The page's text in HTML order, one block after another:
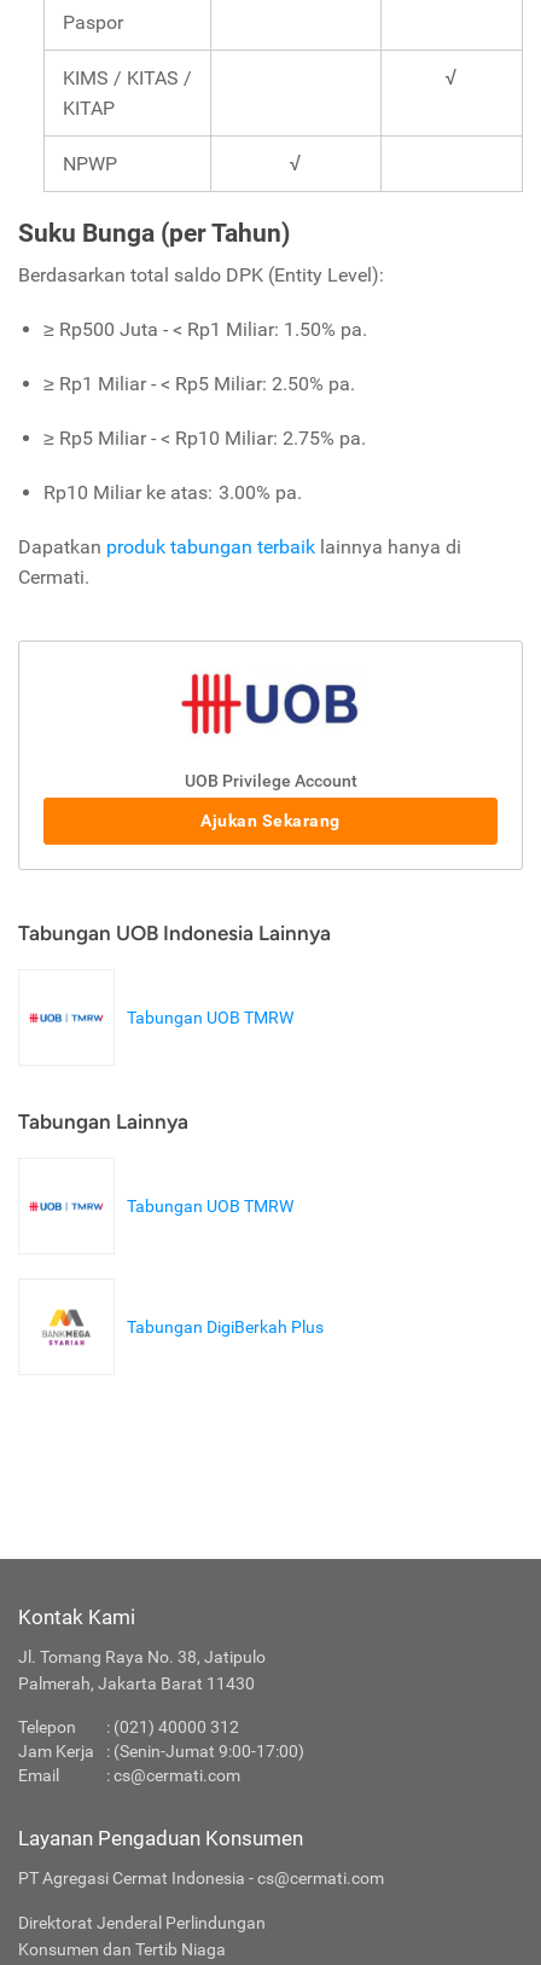
Paspor
KIMS / KITAS /
KITAP
√
NPWP √
Suku Bunga (per Tahun)
Berdasarkan total saldo DPK (Entity Level):
≥ Rp500 Juta - < Rp1 Miliar: 1.50% pa.
≥ Rp1 Miliar - < Rp5 Miliar: 2.50% pa.
≥ Rp5 Miliar - < Rp10 Miliar: 2.75% pa.
Rp10 Miliar ke atas: 3.00% pa.
Dapatkan produk tabungan terbaik lainnya hanya di
Cermati.
UOB Privilege Account
Ajukan Sekarang
Tabungan UOB Indonesia Lainnya
Tabungan UOB TMRW
Tabungan Lainnya
Tabungan UOB TMRW
Tabungan DigiBerkah Plus
Kontak Kami
Jl. Tomang Raya No. 38, Jatipulo
Palmerah, Jakarta Barat 11430
Telepon : (021) 40000 312
Jam Kerja
: (Senin-Jumat 9:00-17:00)
Email
:cs@cermati.com
Layanan Pengaduan Konsumen
PT Agregasi Cermat Indonesia - cs@cermati.com
Direktorat Jenderal Perlindungan
Konsumen dan Tertib Niaga